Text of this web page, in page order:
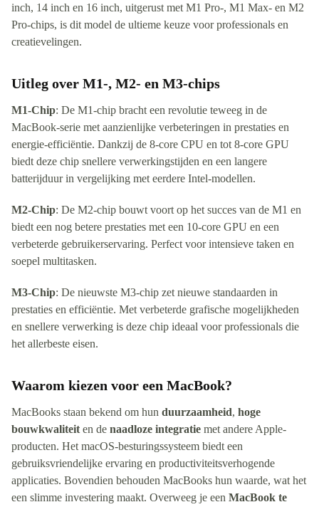
inch, 14 inch en 16 inch, uitgerust met M1 Pro-, M1 Max- en M2
Pro-chips, is dit model de ultieme keuze voor professionals en
creatievelingen.
Uitleg over M1-, M2- en M3-chips
M1-Chip: De M1-chip bracht een revolutie teweeg in de
MacBook-serie met aanzienlijke verbeteringen in prestaties en
energie-efficiëntie. Dankzij de 8-core CPU en tot 8-core GPU
biedt deze chip snellere verwerkingstijden en een langere
batterijduur in vergelijking met eerdere Intel-modellen.
M2-Chip: De M2-chip bouwt voort op het succes van de M1 en
biedt een nog betere prestaties met een 10-core GPU en een
verbeterde gebruikerservaring. Perfect voor intensieve taken en
soepel multitasken.
M3-Chip: De nieuwste M3-chip zet nieuwe standaarden in
prestaties en efficiëntie. Met verbeterde grafische mogelijkheden
en snellere verwerking is deze chip ideaal voor professionals die
het allerbeste eisen.
Waarom kiezen voor een MacBook?
MacBooks staan bekend om hun duurzaamheid, hoge
bouwkwaliteit en de naadloze integratie met andere Apple-
producten. Het macOS-besturingssysteem biedt een
gebruiksvriendelijke ervaring en productiviteitsverhogende
applicaties. Bovendien behouden MacBooks hun waarde, wat het
een slimme investering maakt. Overweeg je een MacBook te